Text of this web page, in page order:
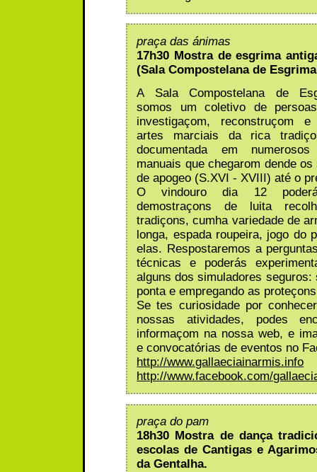
praça das ánimas
17h30 Mostra de esgrima
(Sala Compostelana de
A Sala Compostelana de
somos um coletivo de
investigaçom, reconstruçom
artes marciais da rica
documentada em
manuais que chegarom dende
de apogeo (S.XVI - XVIII) até o
O vindouro dia 12
demostraçons de luita
tradiçons, cumha variedade de
longa, espada roupeira, jogo do
elas. Respostaremos a
técnicas e poderás
alguns dos simuladores seguros:
ponta e empregando as
Se tes curiosidade por
nossas atividades, podes
informaçom na nossa web, e
e convocatórias de eventos no
http://www.gallaeciainarmis.info
http://www.facebook.com/
praça do pam
18h30 Mostra de dança
escolas de Cantigas e
da Gentalha.